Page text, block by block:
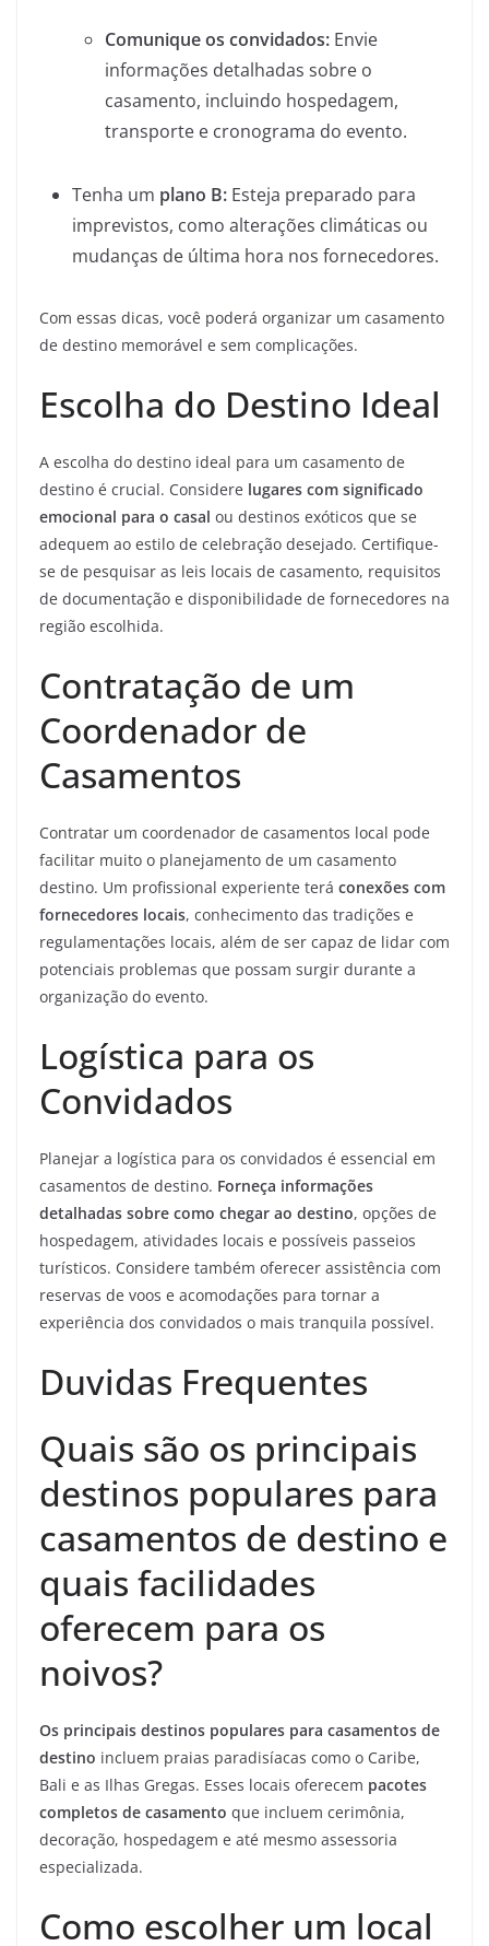
Comunique os convidados: Envie
informações detalhadas sobre o
casamento, incluindo hospedagem,
transporte e cronograma do evento.
Tenha um plano B: Esteja preparado para
imprevistos, como alterações climáticas ou
mudanças de última hora nos fornecedores.
Com essas dicas, você poderá organizar um casamento
de destino memorável e sem complicações.
Escolha do Destino Ideal
A escolha do destino ideal para um casamento de
destino é crucial. Considere lugares com significado
emocional para o casal ou destinos exóticos que se
adequem ao estilo de celebração desejado. Certifique-
se de pesquisar as leis locais de casamento, requisitos
de documentação e disponibilidade de fornecedores na
região escolhida.
Contratação de um
Coordenador de
Casamentos
Contratar um coordenador de casamentos local pode
facilitar muito o planejamento de um casamento
destino. Um profissional experiente terá conexões com
fornecedores locais, conhecimento das tradições e
regulamentações locais, além de ser capaz de lidar com
potenciais problemas que possam surgir durante a
organização do evento.
Logística para os
Convidados
Planejar a logística para os convidados é essencial em
casamentos de destino. Forneça informações
detalhadas sobre como chegar ao destino, opções de
hospedagem, atividades locais e possíveis passeios
turísticos. Considere também oferecer assistência com
reservas de voos e acomodações para tornar a
experiência dos convidados o mais tranquila possível.
Duvidas Frequentes
Quais são os principais
destinos populares para
casamentos de destino e
quais facilidades
oferecem para os
noivos?
Os principais destinos populares para casamentos de
destino incluem praias paradisíacas como o Caribe,
Bali e as Ilhas Gregas. Esses locais oferecem pacotes
completos de casamento que incluem cerimônia,
decoração, hospedagem e até mesmo assessoria
especializada.
Como escolher um local